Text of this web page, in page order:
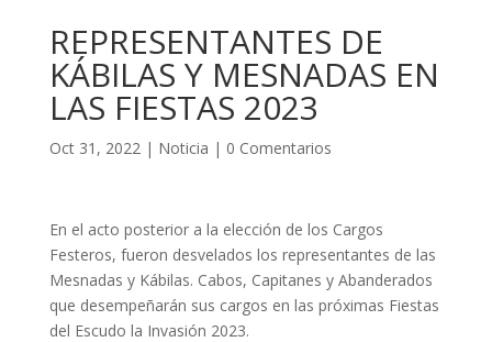
REPRESENTANTES DE
KÁBILAS Y MESNADAS EN
LAS FIESTAS 2023
Oct 31, 2022| Noticia | 0 Comentarios
En el acto posterior a la elección de los Cargos
Festeros, fueron desvelados los representantes de las
Mesnadas y Kábilas. Cabos, Capitanes y Abanderados
que desempeñarán sus cargos en las próximas Fiestas
del Escudo la Invasión 2023.